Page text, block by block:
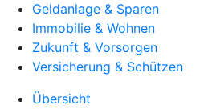
Geldanlage & Sparen
Immobilie & Wohnen
Zukunft & Vorsorgen
Versicherung & Schützen
Übersicht